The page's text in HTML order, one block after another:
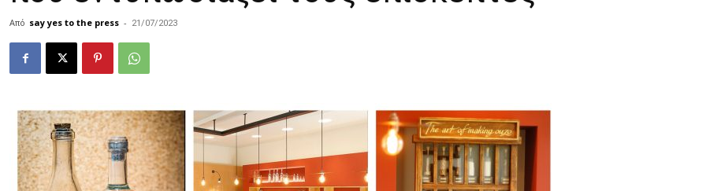
Από say yes to the press - 21/07/2023